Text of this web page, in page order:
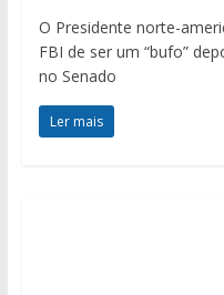
O Presidente norte-
FBI de ser um “bufo”
no Senado
Ler mais